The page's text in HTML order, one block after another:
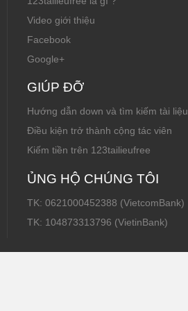
Video giới thiệu
Facebook
Google+
GIÚP ĐỠ
Hướng dẫn down và tìm kiếm tài liệu
Điều kiện trở thành cộng tác viên
Kiếm tiền trên 123tailieufree
ỦNG HỘ CHÚNG TÔI
TK: 0621000452388 (VietcomBank)
TK: 104873313796 (VietinBank)